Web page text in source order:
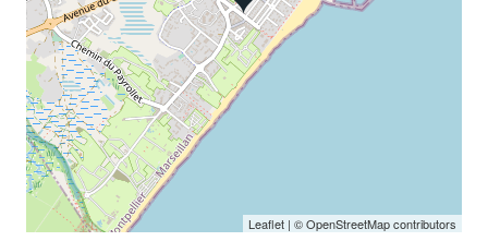
Leaflet | © OpenStreetMap contributors